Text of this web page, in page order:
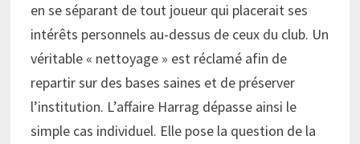
en se séparant de tout joueur qui placerait ses
intérêts personnels au-dessus de ceux du club. Un
véritable « nettoyage » est réclamé afin de
repartir sur des bases saines et de préserver
l’institution. L’affaire Harrag dépasse ainsi le
simple cas individuel. Elle pose la question de la